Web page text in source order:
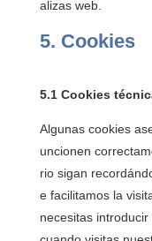
alizas web.
5. Cookies
5.1 Cookies
Algunas cookies
uncionen
rio sigan
e facilitamos la
necesitas